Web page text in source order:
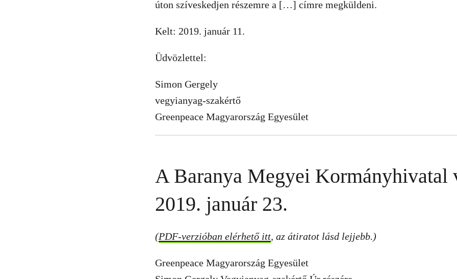
úton szíveskedjen részemre a […] címre megküldeni.
Kelt: 2019. január 11.
Üdvözlettel:
Simon Gergely
vegyianyag-szakértő
Greenpeace Magyarország Egyesület
A Baranya Megyei Kormányhivatal
2019. január 23.
(PDF-verzióban elérhető itt, az átiratot lásd lejjebb.)
Greenpeace Magyarország Egyesület